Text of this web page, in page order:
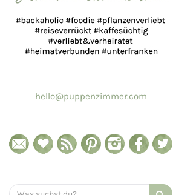
hello@puppenzimmer.com
Search